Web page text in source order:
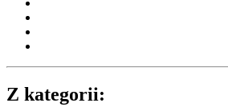
Z kategorii: